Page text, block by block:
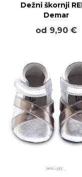
Dežni škornji
Demar
od 9,90 €